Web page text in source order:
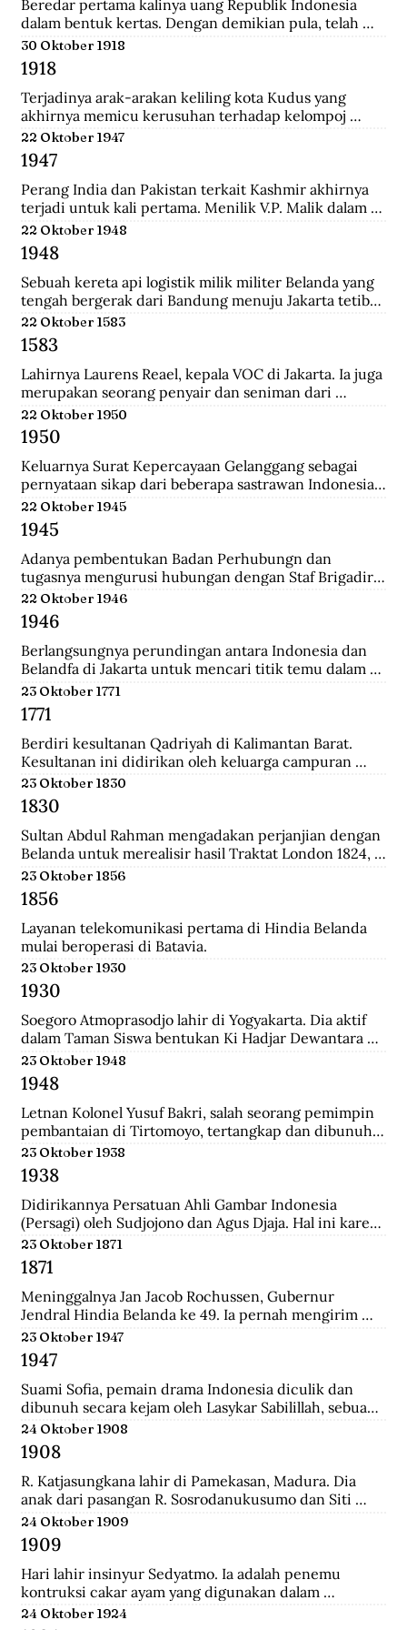
Presiden No.14 Tahun 1967 tentang perayaan
masyarakat Tionghoa.
Beredar pertama kalinya uang Republik Indonesia
dalam bentuk kertas. Dengan demikian pula, telah
diresmikan bahwa uang Jepang dan Javasche Bank
tidak berlaku lagi.
30 Oktober 1918
1918
Terjadinya arak-arakan keliling kota Kudus yang
akhirnya memicu kerusuhan terhadap kelompoj
Tionghoa disana.
22 Oktober 1947
1947
Perang India dan Pakistan terkait Kashmir akhirnya
terjadi untuk kali pertama. Menilik V.P. Malik dalam
Kargil from Surprise to Victory, Perang Indo-Pakistani
I itu membawa korban 1.104 jiwa di pihak India dan
6.000 di pihak Pakistan.
22 Oktober 1948
1948
Sebuah kereta api logistik milik militer Belanda yang
tengah bergerak dari Bandung menuju Jakarta tetiba
terguling di kawasan Bendul. Sejumlah penumpang
tewas seketika dan puluhan lainya mengalami luka-
luka.
22 Oktober 1583
1583
Lahirnya Laurens Reael, kepala VOC di Jakarta. Ia juga
merupakan seorang penyair dan seniman dari
Belanda.
22 Oktober 1950
1950
Keluarnya Surat Kepercayaan Gelanggang sebagai
pernyataan sikap dari beberapa sastrawan Indonesia
yang menginginkan untuk menjaga kebudayaan
Indonesia diantaranya Asrul Sani dan Rivai Apin.
Sehingga revolusi harus mempunyai nilai baru yang
bisa menjadi kebudayaan rayat dengan sifatnya
sendiri.
22 Oktober 1945
1945
Adanya pembentukan Badan Perhubungn dan
tugasnya mengurusi hubungan dengan Staf Brigadir
Jenderal N Mac Donalnd, Komandan Brigade Infanteri
India ke 37 yang menjadi penguasa tertinggi di
Bandung. Melalui badan ini, Inggris meminta
Indonesia sepakat mengumpulkan seluruh
persenjataan untuk diserahakan kepadanya namun
ditolak dengan semangat revolusi.
22 Oktober 1946
1946
Berlangsungnya perundingan antara Indonesia dan
Belandfa di Jakarta untuk mencari titik temu dalam
penyelesaian masalah kedua negara. Namun gagal dan
dilanjutkan pada perundingan Linggarjati di Cirebon.
23 Oktober 1771
1771
Berdiri kesultanan Qadriyah di Kalimantan Barat.
Kesultanan ini didirikan oleh keluarga campuran
antara Arab, Melayu, Bugis dan Dayak. Kehidupan
pemerintahan kesultanan ini hanya berlangsung
relatif singkat, 179 tahun, dan hanya diperintah oleh 8
generasi sultan dan dinasti Al-Qadrie, sejak
kelahirannya 1771 sampai dengan Proklamasi
Kemerdekaan RI 1945. Pendiri kesultanan ini adalah
Syarif Abdurrahman Al-Qadrie, putera Sayyed
Hussein Al-Qadrie, atau Habib Hussein Al-Qadrie.
23 Oktober 1830
1830
Sultan Abdul Rahman mengadakan perjanjian dengan
Belanda untuk merealisir hasil Traktat London 1824,
isinya merupakan pengakuan Sultan bahwa
pemegang kekuasaan tertinggi adalah Pemerintahan
Hindia Belanda.
23 Oktober 1856
1856
Layanan telekomunikasi pertama di Hindia Belanda
mulai beroperasi di Batavia.
23 Oktober 1930
1930
Soegoro Atmoprasodjo lahir di Yogyakarta. Dia aktif
dalam Taman Siswa bentukan Ki Hadjar Dewantara
dan aktivis Partai Indonesia (Partindo). Pada 1935, dia
dibuang ke Digul, Tanah Merah, Papua, dengan
tuduhan terlibat pemberontakan Partai Komunis
Indonesia terhadap Belanda pada 1926/1927 di Jawa
Tengah.
23 Oktober 1948
1948
Letnan Kolonel Yusuf Bakri, salah seorang pemimpin
pembantaian di Tirtomoyo, tertangkap dan dibunuh
di Wonogiri.
23 Oktober 1938
1938
Didirikannya Persatuan Ahli Gambar Indonesia
(Persagi) oleh Sudjojono dan Agus Djaja. Hal ini karena
persatuan seniman Belanda mengadakan pameran
lukisan untuk seniman Indonesia, sehingga seniman
Indonesia juga mau memamerkan karyanya.
23 Oktober 1871
1871
Meninggalnya Jan Jacob Rochussen, Gubernur
Jendral Hindia Belanda ke 49. Ia pernah mengirim
ekspedisi ke Bali, Palembang, Bangka, Sulawesi
Selatan, dan lainnya. Ia juga yang meresmikan
pembukaan tambang batu bara di wilayah Kesultanan
Banjar yang dinamakan Tambang Batu Bara Oranje
Nassau.
23 Oktober 1947
1947
Suami Sofia, pemain drama Indonesia diculik dan
dibunuh secara kejam oleh Lasykar Sabilillah, sebuah
unit bagian dari kelompok DI/TII. Sejak itulah ia
harus berjuang untuk mneghidupi anak-anaknya dan
keluar dari dunia ketenarannya.
24 Oktober 1908
1908
R. Katjasungkana lahir di Pamekasan, Madura. Dia
anak dari pasangan R. Sosrodanukusumo dan Siti
Rusuli. Sosrodanukusumo, wedana di Sampang dan
Bangkalan, merupakan lulusan terbaik Sekolah
Pegawai Pangreh Praja (Mosvia) di Probolinggo,
pendiri Sarikat Islam di Sampang, serta aktivis
koperasi garam rakyat yang berjuang agar harga
garam tak ditentukan sewenang-wenang oleh
24 Oktober 1909
1909
Hari lahir insinyur Sedyatmo. Ia adalah penemu
kontruksi cakar ayam yang digunakan dalam
bangunan-bangunan tinggi. Sedyatmo menyelesaikan
24 Oktober 1924